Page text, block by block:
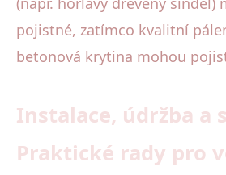
pojistné, zatímco kvalitní
betonová krytina mohou
Instalace, údržba a
Praktické rady pro